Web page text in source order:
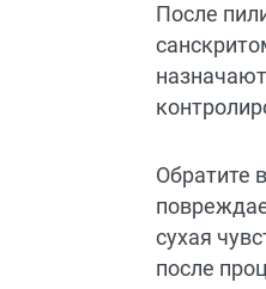
После
Обратите
сухая
после